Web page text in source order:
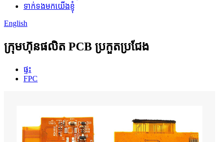
ទាក់ទងមកយើងខ្ញុំ
English
ក្រុមហ៊ុនផលិត PCB ប្រកួតប្រជែង
ផ្ទះ
FPC